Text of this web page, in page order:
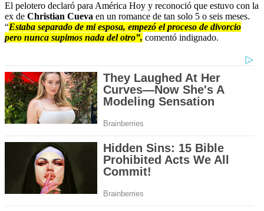
El pelotero declaró para América Hoy y reconoció que estuvo con la
ex de Christian Cueva en un romance de tan solo 5 o seis meses.
“Estaba separado de mi esposa, empezó el proceso de divorcio
pero nunca supimos nada del otro”, comentó indignado.